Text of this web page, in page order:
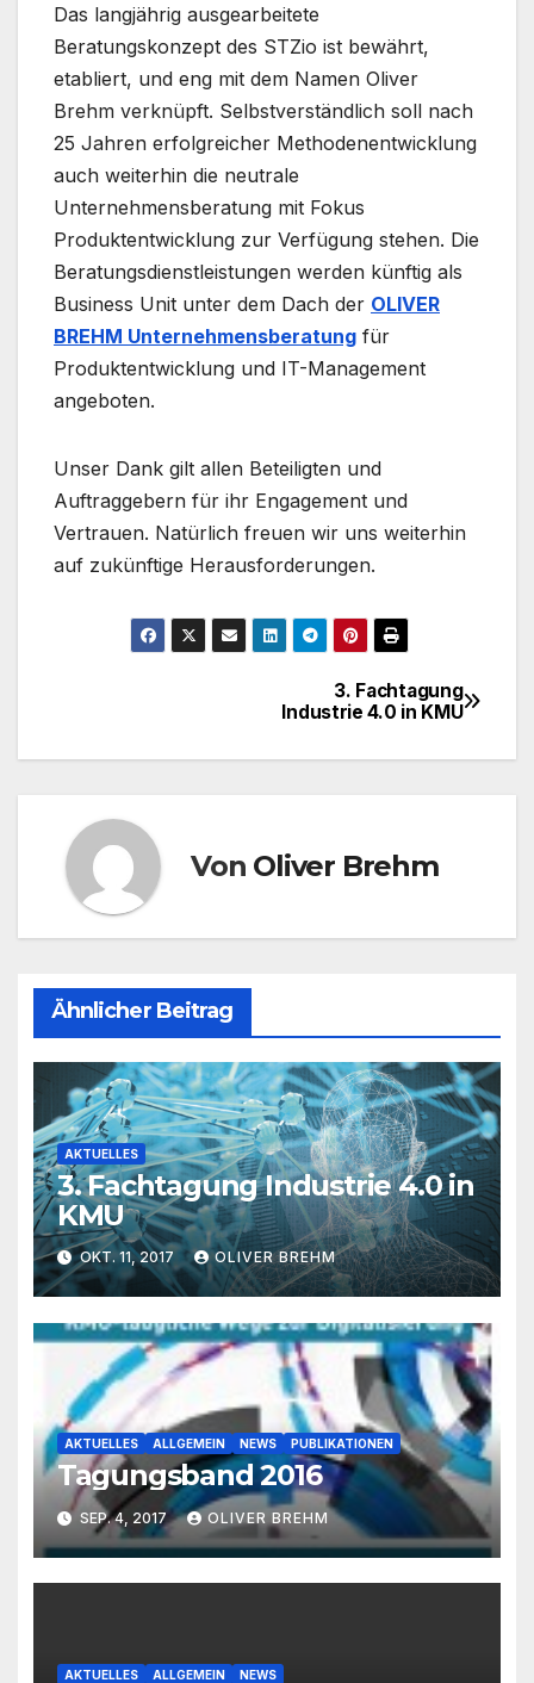
Das langjährig ausgearbeitete
Beratungskonzept des STZio ist bewährt,
etabliert, und eng mit dem Namen Oliver
Brehm verknüpft. Selbstverständlich soll nach
25 Jahren erfolgreicher Methodenentwicklung
auch weiterhin die neutrale
Unternehmensberatung mit Fokus
Produktentwicklung zur Verfügung stehen. Die
Beratungsdienstleistungen werden künftig als
Business Unit unter dem Dach der OLIVER
BREHM Unternehmensberatung für
Produktentwicklung und IT-Management
angeboten.
Unser Dank gilt allen Beteiligten und
Auftraggebern für ihr Engagement und
Vertrauen. Natürlich freuen wir uns weiterhin
auf zukünftige Herausforderungen.
Beitragsnavigation3. Fachtagung
Industrie 4.0 in KMU
Von Oliver Brehm
Ähnlicher Beitrag
AKTUELLES
3. Fachtagung Industrie 4.0 in
KMU
OKT. 11, 2017 OLIVER BREHM
AKTUELLES ALLGEMEIN NEWS PUBLIKATIONEN
Tagungsband 2016
SEP. 4, 2017 OLIVER BREHM
AKTUELLES ALLGEMEIN NEWS